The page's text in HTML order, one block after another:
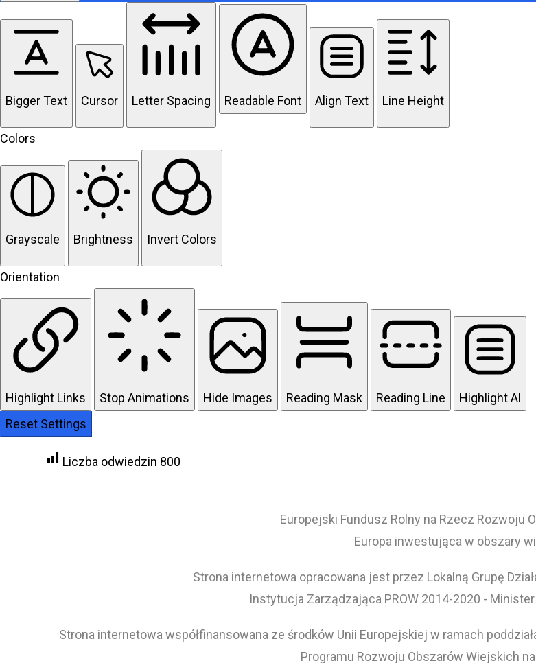
Bigger Text Cursor Letter Spacing Readable Font Align Text Line Height
Colors
Grayscale Brightness Invert Colors
Orientation
Highlight Links Stop Animations Hide Images Reading Mask Reading Line
Highlight Al
Reset Settings
Liczba odwiedzin 800
Europejski Fundusz Rolny na Rzecz Rozwoju
Europa inwestująca w obszary
Strona internetowa opracowana jest przez Lokalną Grupę
Instytucja Zarządzająca PROW 2014-2020 -
Strona internetowa współfinansowana ze środków Unii Europejskiej w ramach
Programu Rozwoju Obszarów Wiejskich